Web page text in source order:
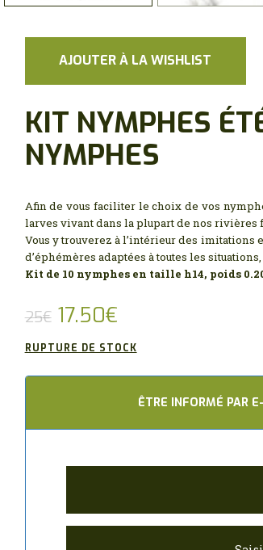
AJOUTER À LA WISHLIST
KIT NYMPHES
NYMPHES
Afin de vous faciliter le choix de vos
larves vivant dans la plupart de nos rivières
Vous y trouverez à l’intérieur des imitations
d’éphémères adaptées à toutes les
Kit de 10 nymphes en taille h14, poids
25€ Le
prix
initial
était :
17.50€
prix
actuel
est :
17.50€.
RUPTURE DE STOCK
ÊTRE INFORMÉ PAR